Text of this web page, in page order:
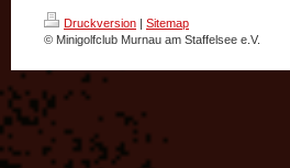
Druckversion | Sitemap
© Minigolfclub Murnau am Staffelsee e.V.